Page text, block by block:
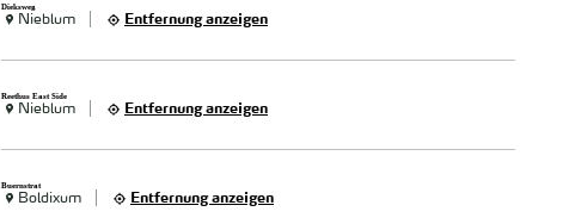
Dieksweg
Nieblum Entfernung anzeigen
Reethus East Side
Nieblum Entfernung anzeigen
Buernstrat
Boldixum Entfernung anzeigen